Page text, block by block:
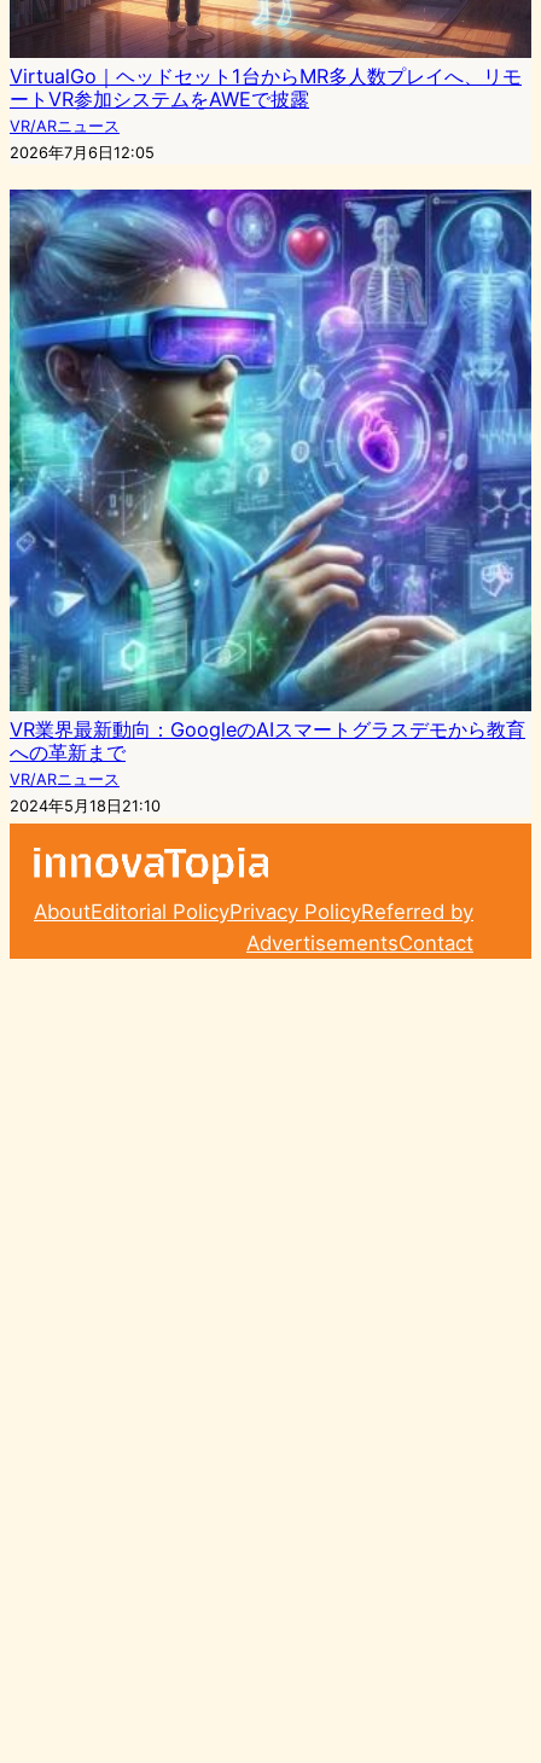
VirtualGo｜ヘッドセット1台からMR多人数プレイへ、リモ
ートVR参加システムをAWEで披露
VR/ARニュース
2026年7月6日12:05
VR業界最新動向：GoogleのAIスマートグラスデモから教育
への革新まで
VR/ARニュース
2024年5月18日21:10
AboutEditorial PolicyPrivacy PolicyReferred by
AdvertisementsContact